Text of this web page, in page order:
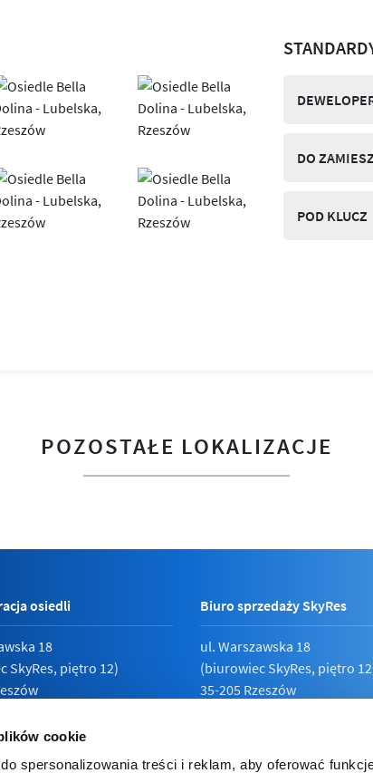
cookie
spersonalizowania treści i reklam, aby oferować
DO
POD KLUCZ
POZOSTAŁE LOKALIZACJE
osiedli
18
SkyRes, piętro 12)
19 87
Biuro sprzedaży SkyRes
ul. Warszawska 18
(biurowiec SkyRes, piętro
35-205 Rzeszów